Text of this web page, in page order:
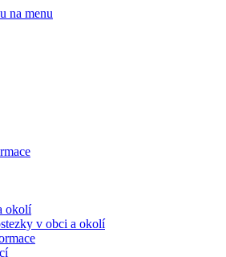
na menu
okolí
v obci a okolí